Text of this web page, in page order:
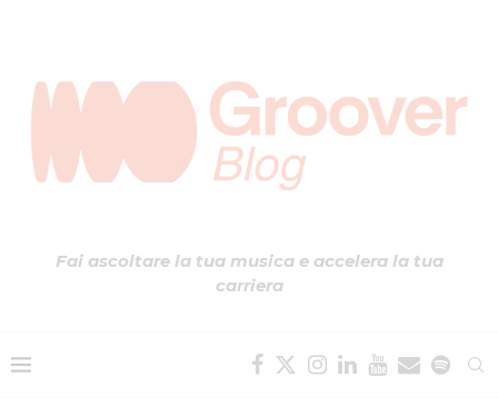
Fai ascoltare la tua musica e accelera la tua
carriera